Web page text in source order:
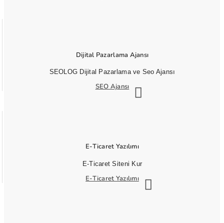
Dijital Pazarlama Ajansı
SEOLOG Dijital Pazarlama ve Seo Ajansı
SEO Ajansı
E-Ticaret Yazılımı
E-Ticaret Siteni Kur
E-Ticaret Yazılımı